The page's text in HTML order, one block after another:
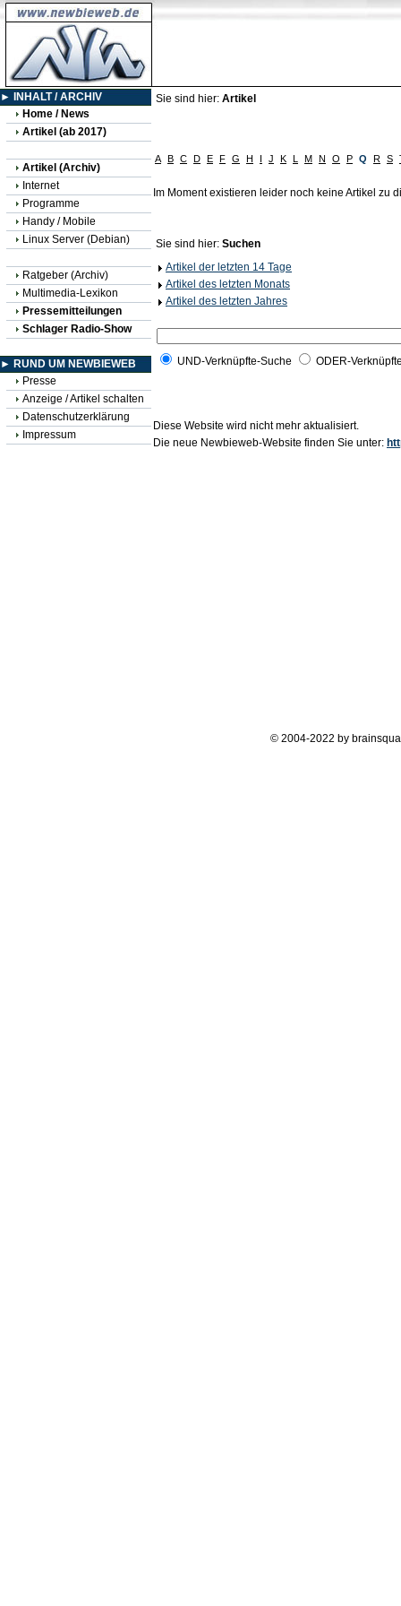
► INHALT / ARCHIV
Home / News
Artikel (ab 2017)
Artikel (Archiv)
Internet
Programme
Handy / Mobile
Linux Server (Debian)
Ratgeber (Archiv)
Multimedia-Lexikon
Pressemitteilungen
Schlager Radio-Show
► RUND UM NEWBIEWEB
Presse
Anzeige / Artikel schalten
Datenschutzerklärung
Impressum
Sie sind hier: Artikel
A B C D E F G H I J K L M N O P Q R S
Im Moment existieren leider noch keine Artikel zu
Sie sind hier: Suchen
Artikel der letzten 14 Tage
Artikel des letzten Monats
Artikel des letzten Jahres
UND-Verknüpfte-Suche ODER-
Diese Website wird nicht mehr aktualisiert.
Die neue Newbieweb-Website finden Sie unter:
© 2004-2022 by